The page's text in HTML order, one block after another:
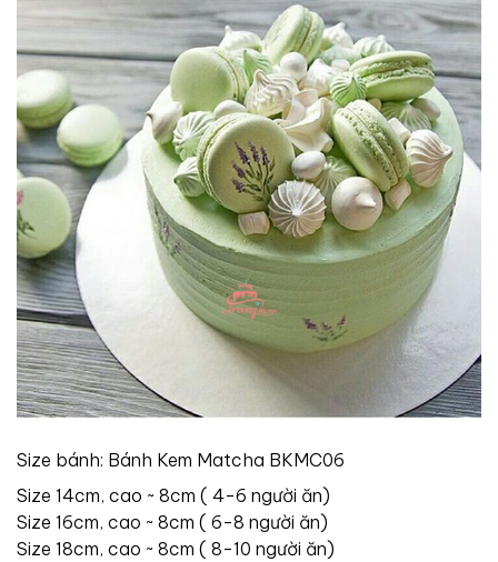
Size bánh: Bánh Kem Matcha BKMC06
Size 14cm, cao ~ 8cm ( 4-6 người ăn)
Size 16cm, cao ~ 8cm ( 6-8 người ăn)
Size 18cm, cao ~ 8cm ( 8-10 người ăn)